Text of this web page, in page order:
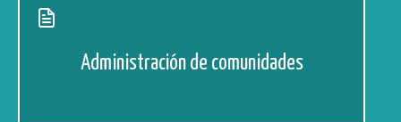
Administración de comunidades